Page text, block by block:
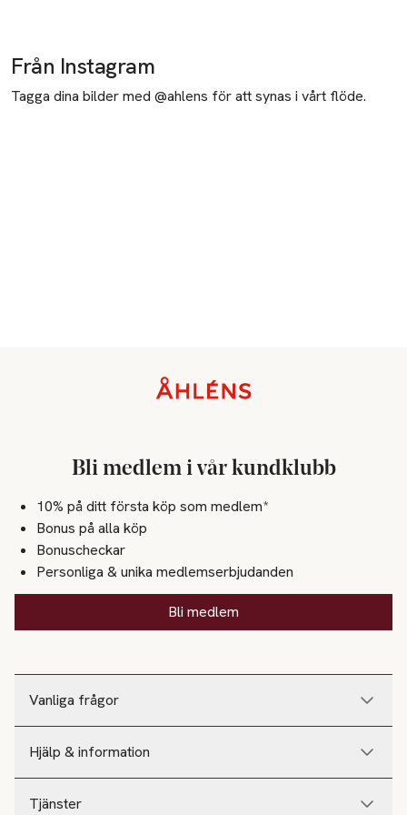
Från Instagram
Tagga dina bilder med @ahlens för att synas i vårt flöde.
Vanliga frågor
Hjälp & information
Tjänster
Bli medlem i vår kundklubb
10% på ditt första köp som medlem*
Bonus på alla köp
Bonuscheckar
Personliga & unika medlemserbjudanden
Bli medlem